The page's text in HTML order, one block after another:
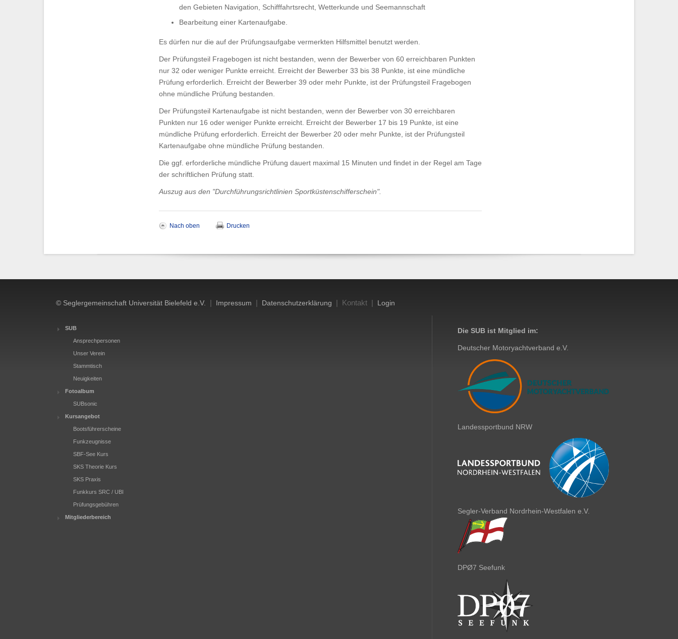
den Gebieten Navigation, Schifffahrtsrecht, Wetterkunde und Seemannschaft
Bearbeitung einer Kartenaufgabe.
Es dürfen nur die auf der Prüfungsaufgabe vermerkten Hilfsmittel benutzt werden.
Der Prüfungsteil Fragebogen ist nicht bestanden, wenn der Bewerber von 60 erreichbaren Punkten
nur 32 oder weniger Punkte erreicht. Erreicht der Bewerber 33 bis 38 Punkte, ist eine mündliche
Prüfung erforderlich. Erreicht der Bewerber 39 oder mehr Punkte, ist der Prüfungsteil Fragebogen
ohne mündliche Prüfung bestanden.
Der Prüfungsteil Kartenaufgabe ist nicht bestanden, wenn der Bewerber von 30 erreichbaren
Punkten nur 16 oder weniger Punkte erreicht. Erreicht der Bewerber 17 bis 19 Punkte, ist eine
mündliche Prüfung erforderlich. Erreicht der Bewerber 20 oder mehr Punkte, ist der Prüfungsteil
Kartenaufgabe ohne mündliche Prüfung bestanden.
Die ggf. erforderliche mündliche Prüfung dauert maximal 15 Minuten und findet in der Regel am Tage
der schriftlichen Prüfung statt.
Auszug aus den "Durchführungsrichtlinien Sportküstenschifferschein".
Nach oben Drucken
© Seglergemeinschaft Universität Bielefeld e.V. | Impressum | Datenschutzerklärung | Kontakt | Login
SUB
Ansprechpersonen
Unser Verein
Stammtisch
Neuigkeiten
Fotoalbum
SUBsonic
Kursangebot
Bootsführerscheine
Funkzeugnisse
SBF-See Kurs
SKS Theorie Kurs
SKS Praxis
Funkkurs SRC / UBI
Prüfungsgebühren
Mitgliederbereich
Die SUB ist Mitglied im:
Deutscher Motoryachtverband e.V.
Landessportbund NRW
Segler-Verband Nordrhein-Westfalen e.V.
DPØ7 Seefunk